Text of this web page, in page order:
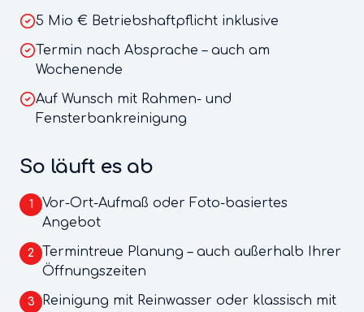
5 Mio € Betriebshaftpflicht inklusive
Termin nach Absprache – auch am
Wochenende
Auf Wunsch mit Rahmen- und
Fensterbankreinigung
So läuft es ab
1
Vor-Ort-Aufmaß oder Foto-basiertes
Angebot
2
Termintreue Planung – auch außerhalb Ihrer
Öffnungszeiten
3
Reinigung mit Reinwasser oder klassisch mit